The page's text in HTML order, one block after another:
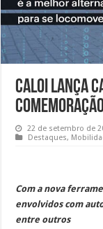
Caloi lança
22 de setembro de
Destaques,
Com a nova
envolvidos com
entre outros